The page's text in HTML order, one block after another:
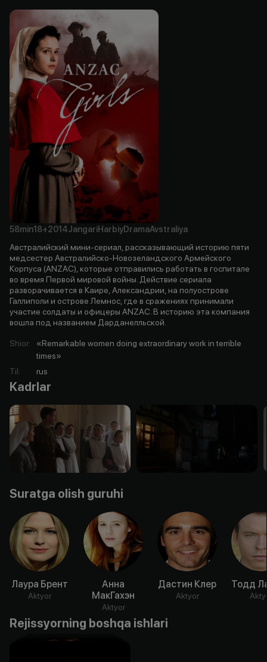
58min18+2014JangariHarbiyDramaAvstraliya
Австралийский мини-сериал, рассказывающий историю пяти
медсестер Австралийско-Новозеландского Армейского
Корпуса (ANZAC), которые отправились работать в госпитале
во время Первой мировой войны. Действие сериала
разворачивается в Каире, Александрии, на полуострове
Галлиполи и острове Лемнос, где в сражениях принимали
участие солдаты и офицеры ANZAC. В историю эта компания
вошла под названием Дарданелльской.
Shior:
«Remarkable women doing extraordinary work in terrible
times»
Til: rus
Kadrlar
Suratga olish guruhi
Лаура Брент
Aktyor
Анна
МакГахэн
Aktyor
Дастин Клер
Aktyor
Тодд
Rejissyorning boshqa ishlari